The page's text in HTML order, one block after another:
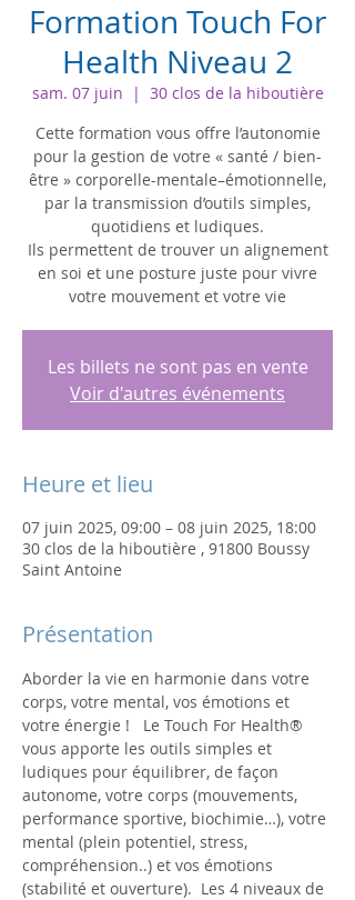
Formation Touch For
Health Niveau 2
sam. 07 juin
  |
30 clos de la hiboutière
Cette formation vous offre l’autonomie
pour la gestion de votre « santé / bien-
être » corporelle-mentale–émotionnelle,
par la transmission d’outils simples,
quotidiens et ludiques.
Ils permettent de trouver un alignement
en soi et une posture juste pour vivre
votre mouvement et votre vie
Les billets ne sont pas en vente
Voir d'autres événements
Heure et lieu
07 juin 2025, 09:00 – 08 juin 2025, 18:00
30 clos de la hiboutière , 91800 Boussy
Saint Antoine
Présentation
Aborder la vie en harmonie dans votre
corps, votre mental, vos émotions et
votre énergie !   Le Touch For Health®
vous apporte les outils simples et
ludiques pour équilibrer, de façon
autonome, votre corps (mouvements,
performance sportive, biochimie…), votre
mental (plein potentiel, stress,
compréhension..) et vos émotions
(stabilité et ouverture).  Les 4 niveaux de